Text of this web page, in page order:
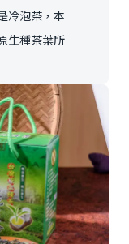
冷泡茶，本
生種茶葉所